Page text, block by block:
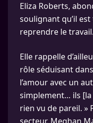
Eliza Roberts,
soulignant qu’il
reprendre le travail.
Elle rappelle
rôle séduisant
l’amour avec un
simplement… ils [la
rien vu de pareil. »